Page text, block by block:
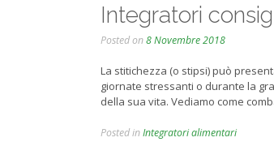
Integratori
Posted on8 Novembre 2018
La stitichezza (o stipsi) può
giornate stressanti o durante la
della sua vita. Vediamo come
Posted inIntegratori alimentari